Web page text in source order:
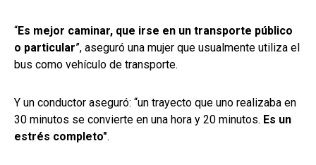
“Es mejor caminar, que irse en un transporte público
o particular”, aseguró una mujer que usualmente utiliza el
bus como vehículo de transporte.
Y un conductor aseguró: “un trayecto que uno realizaba en
30 minutos se convierte en una hora y 20 minutos. Es un
estrés completo".